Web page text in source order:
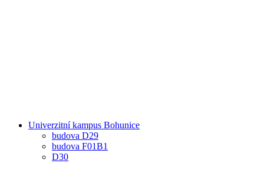
Univerzitní kampus Bohunice
budova D29
budova F01B1
D30